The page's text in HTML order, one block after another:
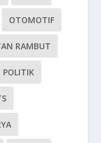
OTOMOTIF
RAMBUT
POLITIK